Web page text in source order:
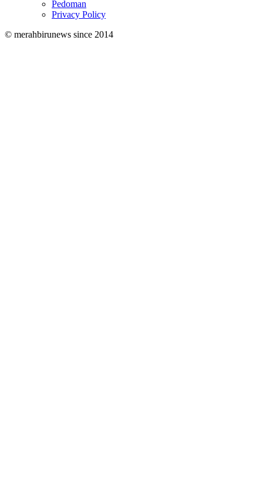
Pedoman
Privacy Policy
© merahbirunews since 2014